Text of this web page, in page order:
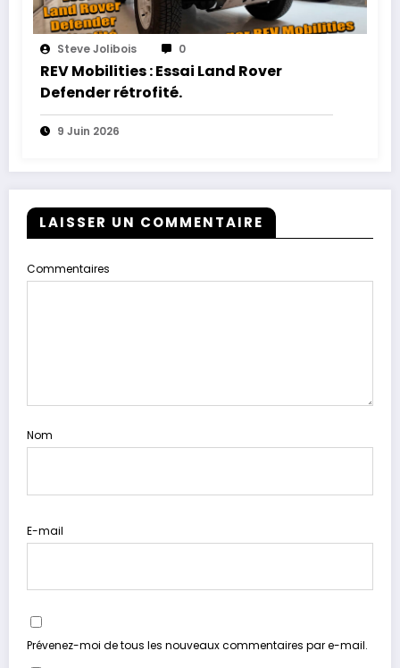
Steve Jolibois 0
REV Mobilities : Essai Land Rover
Defender rétrofité.
9 Juin 2026
LAISSER UN COMMENTAIRE
Commentaires
Nom
E-mail
Prévenez-moi de tous les nouveaux commentaires par e-mail.